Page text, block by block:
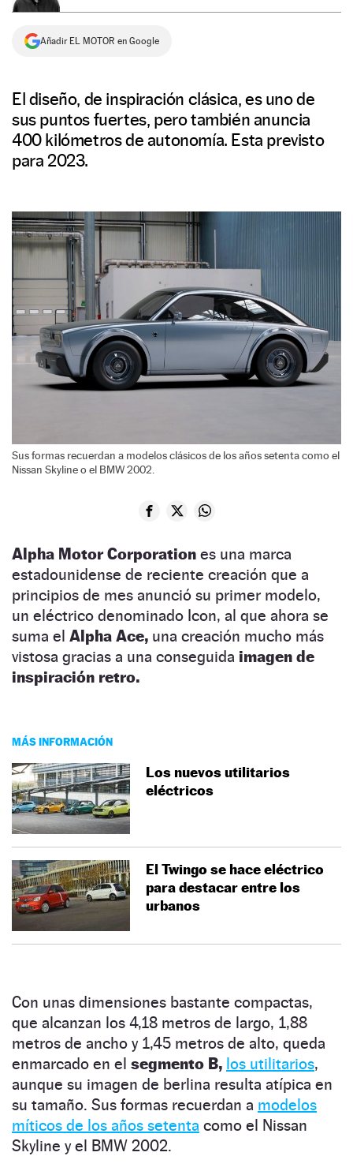
Añadir EL MOTOR en Google
El diseño, de inspiración clásica, es uno de
sus puntos fuertes, pero también anuncia
400 kilómetros de autonomía. Esta previsto
para 2023.
Sus formas recuerdan a modelos clásicos de los años setenta como el
Nissan Skyline o el BMW 2002.
Alpha Motor Corporation es una marca
estadounidense de reciente creación que a
principios de mes anunció su primer modelo,
un eléctrico denominado Icon, al que ahora se
suma el Alpha Ace, una creación mucho más
vistosa gracias a una conseguida imagen de
inspiración retro.
MÁS INFORMACIÓN
Los nuevos utilitarios
eléctricos
El Twingo se hace eléctrico
para destacar entre los
urbanos
Con unas dimensiones bastante compactas,
que alcanzan los 4,18 metros de largo, 1,88
metros de ancho y 1,45 metros de alto, queda
enmarcado en el segmento B, los utilitarios,
aunque su imagen de berlina resulta atípica en
su tamaño. Sus formas recuerdan a modelos
míticos de los años setenta como el Nissan
Skyline y el BMW 2002.